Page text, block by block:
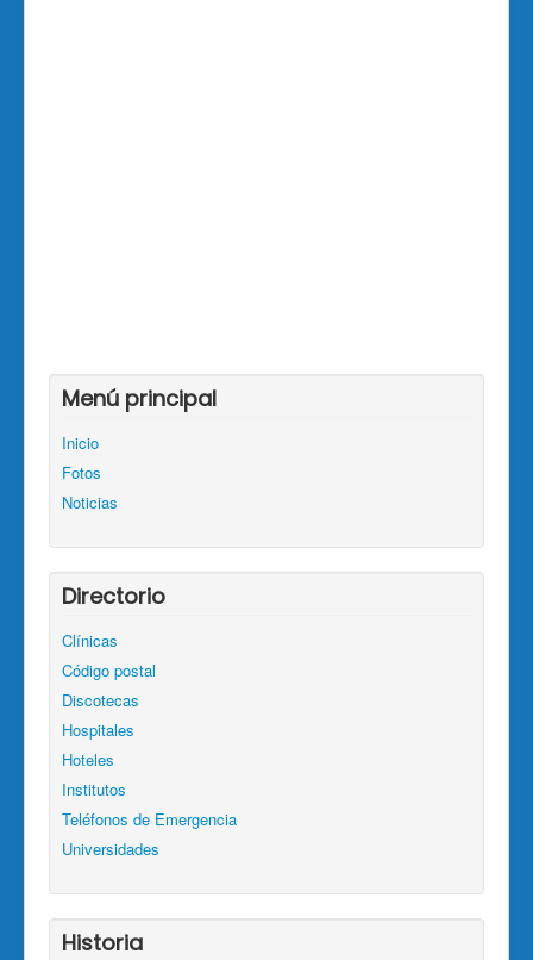
Menú principal
Inicio
Fotos
Noticias
Directorio
Clínicas
Código postal
Discotecas
Hospitales
Hoteles
Institutos
Teléfonos de Emergencia
Universidades
Historia